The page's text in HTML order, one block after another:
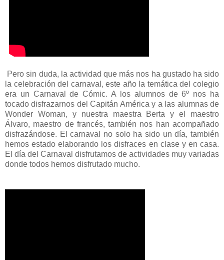
Pero sin duda, la actividad que más nos ha gustado ha sido
la celebración del carnaval, este año la temática del colegio
era un Carnaval de Cómic. A los alumnos de 6º nos ha
tocado disfrazarnos del Capitán América y a las alumnas de
Wonder Woman, y nuestra maestra Berta y el maestro
Álvaro, maestro de francés, también nos han acompañado
disfrazándose. El carnaval no solo ha sido un día, también
hemos estado elaborando los disfraces en clase y en casa.
El día del Carnaval disfrutamos de actividades muy variadas
donde todos hemos disfrutado mucho.